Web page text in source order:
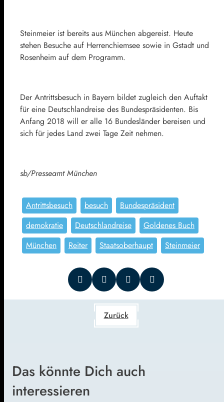
Steinmeier ist bereits aus München abgereist. Heute
stehen Besuche auf Herrenchiemsee sowie in Gstadt und
Rosenheim auf dem Programm.
Der Antrittsbesuch in Bayern bildet zugleich den Auftakt
für eine Deutschlandreise des Bundespräsidenten. Bis
Anfang 2018 will er alle 16 Bundesländer bereisen und
sich für jedes Land zwei Tage Zeit nehmen.
sb/Presseamt München
Antrittsbesuch besuch
Bundespräsident
demokratie
Deutschlandreise
Goldenes Buch
München
Reiter Staatsoberhaupt Steinmeier
Zurück
Das könnte Dich auch
interessieren